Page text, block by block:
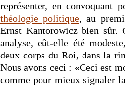
représenter, en convoquant
théologie politique, au
Ernst Kantorowicz bien sûr.
analyse, eût-elle été
deux corps du Roi, dans la
Nous avons ceci : «Ceci est
comme pour mieux signaler